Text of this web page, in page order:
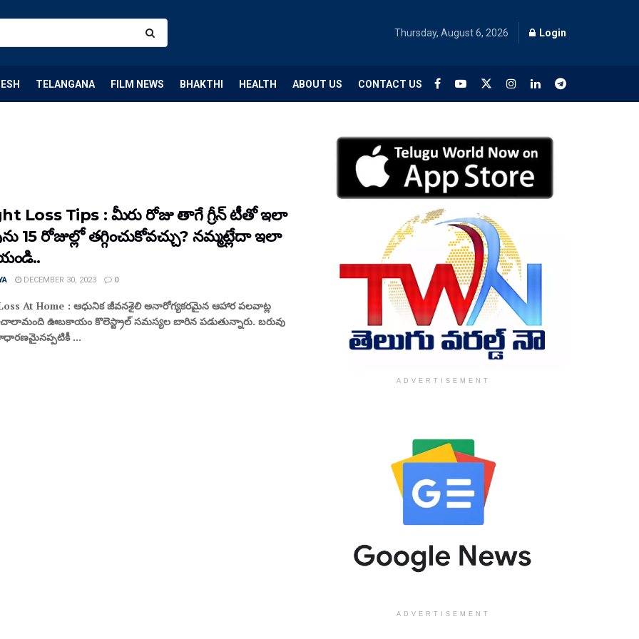
Thursday, August 6, 2026 Login
TELANGANA FILM NEWS BHAKTHI HEALTH ABOUT US CONTACT US
Loss Tips : మీరు రోజు తాగే గ్రీన్ టీతో ఇలా
15 రోజుల్లో తగ్గించుకోవచ్చు? నమ్మట్లేదా ఇలా
DECEMBER 30, 2023 0
At Home : ఆధునిక జీవనశైలి అనారోగ్యకరమైన ఆహార పలవాట్ల
ఊబకాయం కొలెస్ట్రాల్ సమస్యల బారిన పడుతున్నారు. బరువు
...
ADVERTISEMENT
ADVERTISEMENT